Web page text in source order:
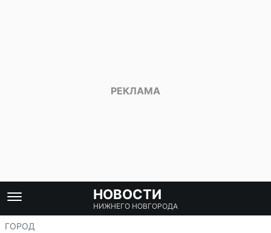
НОВОСТИ
НИЖНЕГО НОВГОРОДА
ГОРОД